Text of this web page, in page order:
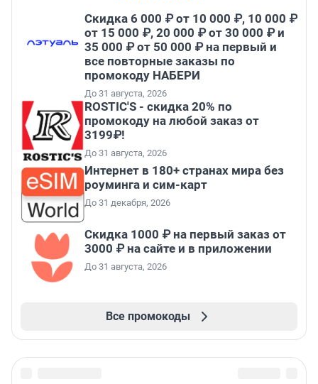
Скидка 6 000 ₽ от 10 000 ₽, 10 000 ₽
от 15 000 ₽, 20 000 ₽ от 30 000 ₽ и
35 000 ₽ от 50 000 ₽ на первый и
все повторные заказы по
промокоду НАБЕРИ
До 31 августа, 2026
ROSTIC'S - скидка 20% по
промокоду на любой заказ от
3199₽!
До 31 августа, 2026
Интернет в 180+ странах мира без
роуминга и сим-карт
До 31 декабря, 2026
Скидка 1000 ₽ на первый заказ от
3000 ₽ на сайте и в приложении
До 31 августа, 2026
Все промокоды